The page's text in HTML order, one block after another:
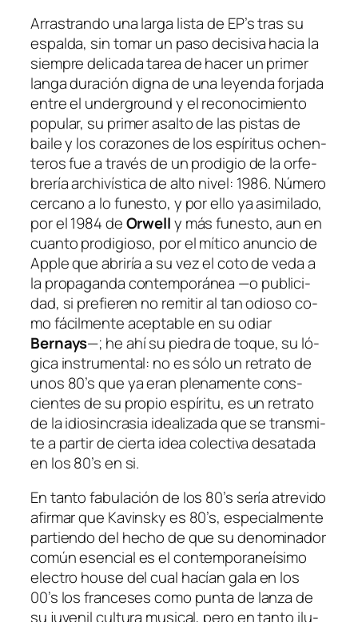
Arrastrando una lar­ga lis­ta de EP’stras su
es­pal­da, sin to­mar un pa­so de­ci­si­va ha­cia la
siem­pre de­li­ca­da ta­rea de ha­cer un pri­mer
lan­ga du­ra­ción dig­na de una le­yen­da for­ja­da
en­tre el un­der­groundy el re­co­no­ci­mien­to
po­pu­lar, su pri­mer asal­to de las pis­tas de
bai­le y los co­ra­zo­nes de los es­pí­ri­tus ochen­
te­ros fue a tra­vés de un pro­di­gio de la or­fe­
bre­ría ar­chi­vís­ti­ca de al­to ni­vel: 1986. Número
cer­cano a lo fu­nes­to, y por ello ya asi­mi­la­do,
por el1984deOrwelly más fu­nes­to, aun en
cuan­to pro­di­gio­so, por el mí­ti­co anun­cio de
Appleque abri­ría a su vez el co­to de ve­da a
la pro­pa­gan­da con­tem­po­rá­nea —o pu­bli­ci­
dad, si pre­fie­ren no re­mi­tir al tan odio­so co­
mo fá­cil­men­te acep­ta­ble en su odiar
Bernays—; he ahí su pie­dra de to­que, su ló­
gi­ca ins­tru­men­tal: no es só­lo un re­tra­to de
unos 80’s que ya eran ple­na­men­te cons­
cien­tes de su pro­pio es­pí­ri­tu, es un re­tra­to
de la idio­sin­cra­sia idea­li­za­da que se trans­mi­
te a par­tir de cier­ta idea co­lec­ti­va des­ata­da
en los 80’s en si.
En tan­to fa­bu­la­ción de los 80’s se­ría atre­vi­do
afir­mar que Kavinsky es 80’s, es­pe­cial­men­te
par­tien­do del he­cho de que su de­no­mi­na­dor
co­mún esen­cial es el con­tem­po­ra­neí­si­mo
elec­tro hou­sedel cual ha­cían ga­la en los
00’s los fran­ce­ses co­mo pun­ta de lan­za de
su ju­ve­nil cul­tu­ra mu­si­cal, pe­ro en tan­to ilu­